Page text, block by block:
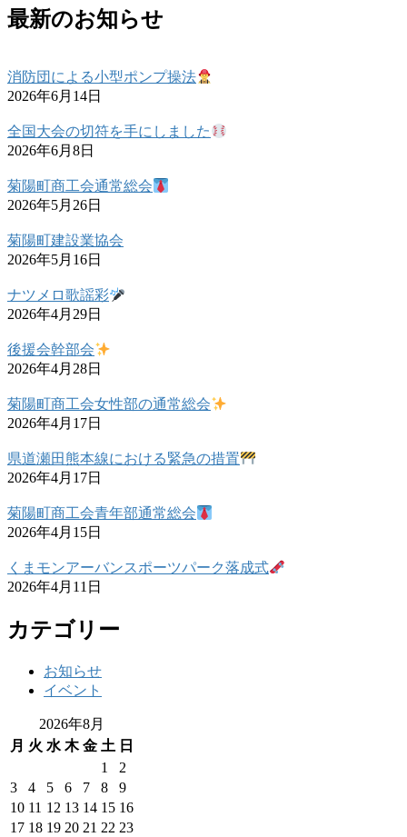
最新のお知らせ
消防団による小型ポンプ操法
2026年6月14日
全国大会の切符を手にしました
2026年6月8日
菊陽町商工会通常総会
2026年5月26日
菊陽町建設業協会
2026年5月16日
ナツメロ歌謡彩
2026年4月29日
後援会幹部会
2026年4月28日
菊陽町商工会女性部の通常総会
2026年4月17日
県道瀬田熊本線における緊急の措置
2026年4月17日
菊陽町商工会青年部通常総会
2026年4月15日
くまモンアーバンスポーツパーク落成式
2026年4月11日
カテゴリー
お知らせ
イベント
2026年8月
月 火 水 木 金 土 日
1
2
3
4 5 6 7 8
9
10 11 12 13 14 15 16
17 18 19 20 21 22 23